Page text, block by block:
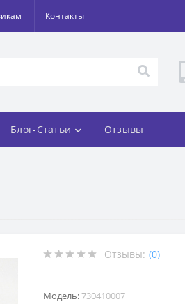
Контакты
Блог-Статьи Отзывы
Отзывы: (0)
Модель:730410007